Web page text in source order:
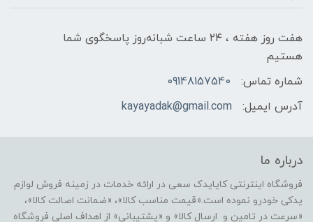
هفت روز هفته ، ۲۴ ساعت شبانه‌روز پاسخگوی شما
هستیم
شماره تماس:
09148157540
آدرس ایمیل:
kayayadak@gmail.com
درباره ما
فروشگاه اینترنتی کایایدک سعی در ارائه خدمات در زمینه فروش لوازم
یدکی خودرو نموده است.«قیمت مناسب کالا»، «ضمانت اصالت کالا»،
«سرعت در تامین و ارسال کالا» و «پشتیبانی» از اهداف اصلی فروشگاه